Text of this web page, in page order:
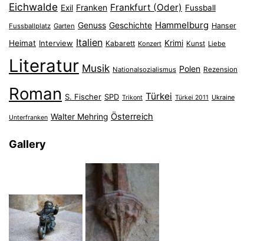
Eichwalde Exil Franken Frankfurt (Oder) Fussball
Fussballplatz Garten Genuss Geschichte Hammelburg Hanser
Heimat Interview Italien Kabarett Konzert Krimi Kunst Liebe
Literatur Musik Nationalsozialismus Polen Rezension
Roman S. Fischer SPD Trikont Türkei Türkei 2011 Ukraine
Unterfranken Walter Mehring Österreich
Gallery